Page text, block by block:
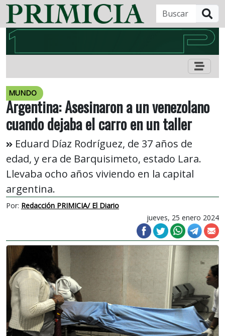
MUNDO
Argentina: Asesinaron a un venezolano
cuando dejaba el carro en un taller
Eduard Díaz Rodríguez, de 37 años de
edad, y era de Barquisimeto, estado Lara.
Llevaba ocho años viviendo en la capital
argentina.
Por: Redacción PRIMICIA/ El Diario
jueves, 25 enero 2024